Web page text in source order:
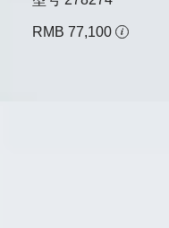
RMB 77,100